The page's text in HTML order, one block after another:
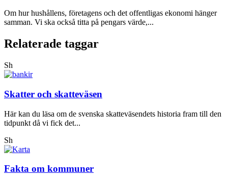
Om hur hushållens, företagens och det offentligas ekonomi hänger
samman. Vi ska också titta på pengars värde,...
Relaterade taggar
Sh
Skatter och skatteväsen
Här kan du läsa om de svenska skatteväsendets historia fram till den
tidpunkt då vi fick det...
Sh
Fakta om kommuner